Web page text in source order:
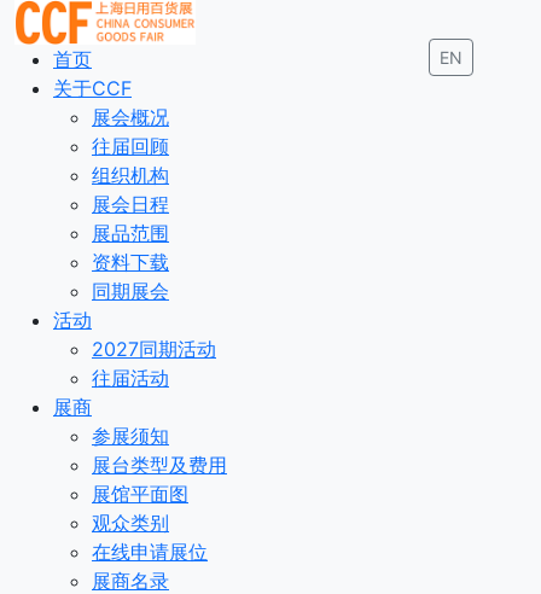
EN
首页
关于CCF
展会概况
往届回顾
组织机构
展会日程
展品范围
资料下载
同期展会
活动
2027同期活动
往届活动
展商
参展须知
展台类型及费用
展馆平面图
观众类别
在线申请展位
展商名录